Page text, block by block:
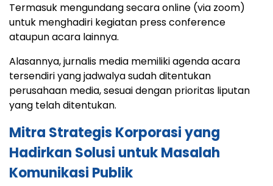
Termasuk mengundang secara online (via zoom)
untuk menghadiri kegiatan press conference
ataupun acara lainnya.
Alasannya, jurnalis media memiliki agenda acara
tersendiri yang jadwalya sudah ditentukan
perusahaan media, sesuai dengan prioritas liputan
yang telah ditentukan.
Mitra Strategis Korporasi yang
Hadirkan Solusi untuk Masalah
Komunikasi Publik